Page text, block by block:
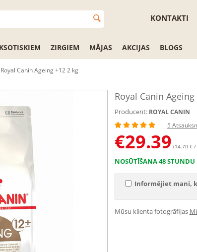
KONTAKTI
ZIRGIEM MĀJAS AKCIJAS BLOGS
Royal Canin Ageing +12 2 kg
Royal Canin Ageing
Producent: ROYAL CANIN
5
€29.39 (14.70 € /
NOSŪTĪŠANA 48 STUNDU
Informējiet mani,
Mūsu klienta fotogrāfijas